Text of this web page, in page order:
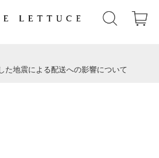
た地震による配送への影響について